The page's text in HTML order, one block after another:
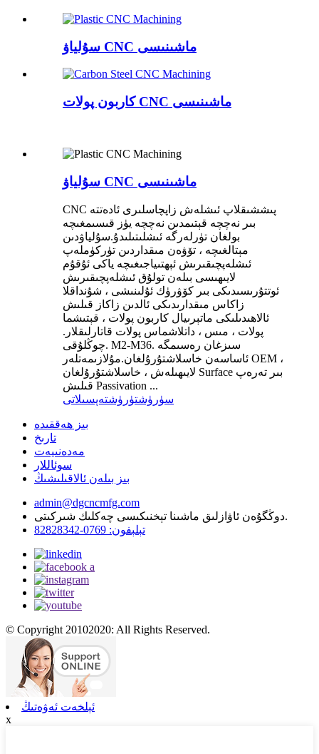
سۇلياۋ CNC ماشىنىسى
كاربون پولات CNC ماشىنىسى
سۇلياۋ CNC ماشىنىسى
CNC پىششىقلاپ ئىشلەش زاپچاسلىرى ئادەتتە
بىر نەچچە قېتىمدىن نەچچە يۈز قىسىمغىچە
بولغان تۈرلەرگە ئىشلىتىلىدۇ.سۇلياۋدىن
مېتالغىچە ، تۆۋەن مىقداردىن تۈركۈملەپ
ئىشلەپچىقىرىش ئېھتىياجىغىچە ياكى ئۇقۇم
لايىھىسى بىلەن تولۇق ئىشلەپچىقىرىش
ئوتتۇرىسىدىكى بىر كۆۋرۈك ئۇلىنىشى ، شۇنداقلا
زاكاس مىقدارىدىكى ئالدىن زاكاز قىلىش
ئالاھىدىلىكى ماتېرىيال كاربون پولات ، قېتىشما
پولات ، مىس ، داتلاشماس پولات قاتارلىقلار.
.چوڭلۇقى M2-M36. سىزغان رەسىمگە
ئاساسەن خاسلاشتۇرۇلغان.مۇلازىمەتلەر OEM ،
لايىھىلەش ، خاسلاشتۇرۇلغان Surface بىر تەرەپ
قىلىش Passivation ...
سۈرۈشتۈرۈشتەپسىلاتى
بىز ھەققىدە
تارىخ
مەدەنىيەت
سوئاللار
بىز بىلەن ئالاقىلىشىڭ
admin@dgcncmfg.com
دوڭگۇەن ئاۋازلىق ماشىنا تېخنىكىسى چەكلىك شىركىتى.
تېلېفون: 0769-82828342
© Copyright 20102020: All Rights Reserved.
ئېلخەت ئەۋەتىڭ
x